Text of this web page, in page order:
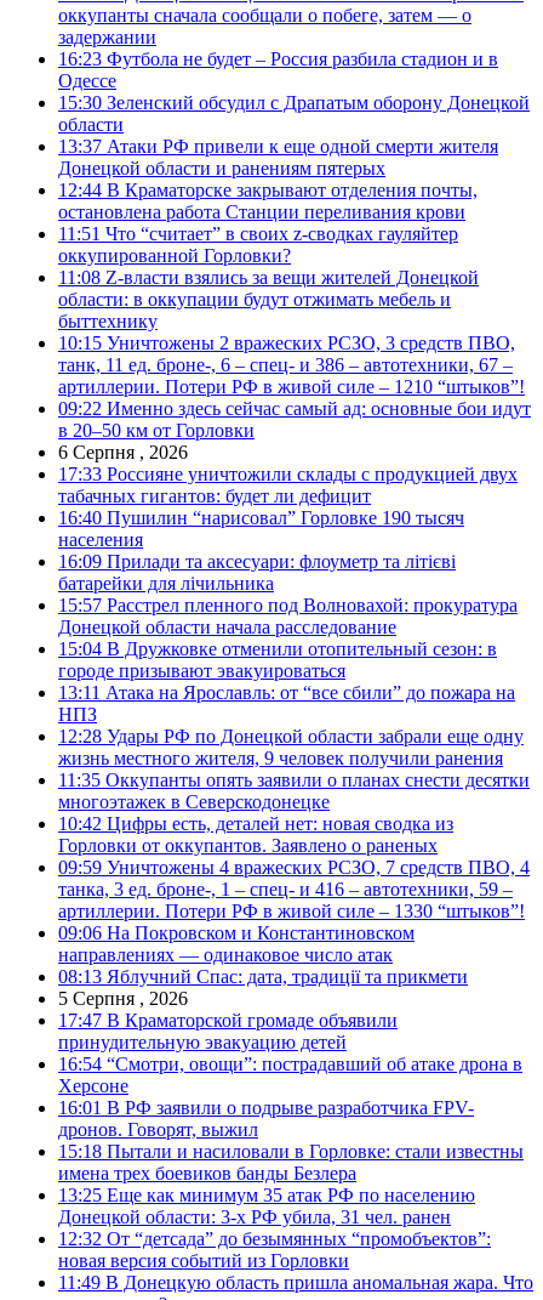
оккупанты сначала сообщали о побеге, затем — о
задержании
16:23 Футбола не будет – Россия разбила стадион и в
Одессе
15:30 Зеленский обсудил с Драпатым оборону Донецкой
области
13:37 Атаки РФ привели к еще одной смерти жителя
Донецкой области и ранениям пятерых
12:44 В Краматорске закрывают отделения почты,
остановлена работа Станции переливания крови
11:51 Что “считает” в своих z-сводках гауляйтер
оккупированной Горловки?
11:08 Z-власти взялись за вещи жителей Донецкой
области: в оккупации будут отжимать мебель и
быттехнику
10:15 Уничтожены 2 вражеских РСЗО, 3 средств ПВО,
танк, 11 ед. броне-, 6 – спец- и 386 – автотехники, 67 –
артиллерии. Потери РФ в живой силе – 1210 “штыков”!
09:22 Именно здесь сейчас самый ад: основные бои идут
в 20–50 км от Горловки
6 Серпня , 2026
17:33 Россияне уничтожили склады с продукцией двух
табачных гигантов: будет ли дефицит
16:40 Пушилин “нарисовал” Горловке 190 тысяч
населения
16:09 Прилади та аксесуари: флоуметр та літієві
батарейки для лічильника
15:57 Расстрел пленного под Волновахой: прокуратура
Донецкой области начала расследование
15:04 В Дружковке отменили отопительный сезон: в
городе призывают эвакуироваться
13:11 Атака на Ярославль: от “все сбили” до пожара на
НПЗ
12:28 Удары РФ по Донецкой области забрали еще одну
жизнь местного жителя, 9 человек получили ранения
11:35 Оккупанты опять заявили о планах снести десятки
многоэтажек в Северскодонецке
10:42 Цифры есть, деталей нет: новая сводка из
Горловки от оккупантов. Заявлено о раненых
09:59 Уничтожены 4 вражеских РСЗО, 7 средств ПВО, 4
танка, 3 ед. броне-, 1 – спец- и 416 – автотехники, 59 –
артиллерии. Потери РФ в живой силе – 1330 “штыков”!
09:06 На Покровском и Константиновском
направлениях — одинаковое число атак
08:13 Яблучний Спас: дата, традиції та прикмети
5 Серпня , 2026
17:47 В Краматорской громаде объявили
принудительную эвакуацию детей
16:54 “Смотри, овощи”: пострадавший об атаке дрона в
Херсоне
16:01 В РФ заявили о подрыве разработчика FPV-
дронов. Говорят, выжил
15:18 Пытали и насиловали в Горловке: стали известны
имена трех боевиков банды Безлера
13:25 Еще как минимум 35 атак РФ по населению
Донецкой области: 3-х РФ убила, 31 чел. ранен
12:32 От “детсада” до безымянных “промобъектов”:
новая версия событий из Горловки
11:49 В Донецкую область пришла аномальная жара. Что